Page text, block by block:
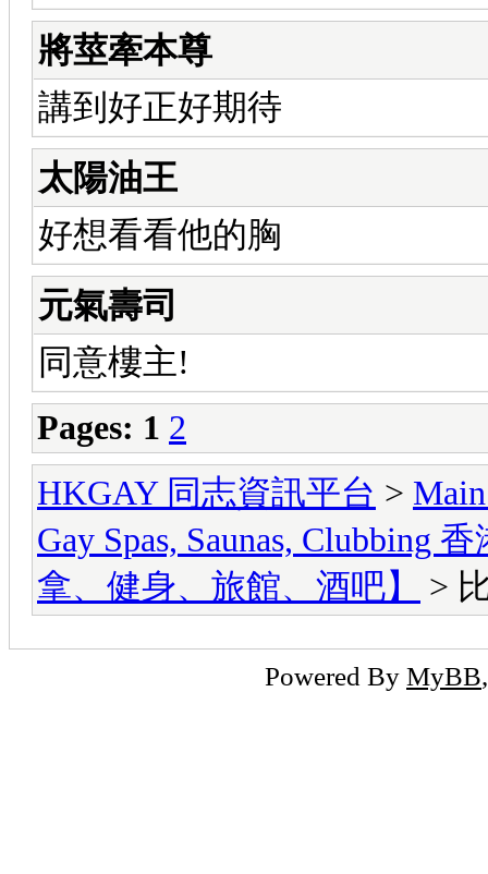
將莖牽本尊
講到好正好期待
太陽油王
好想看看他的胸
元氣壽司
同意樓主!
Pages: 1 2
HKGAY 同志資訊平台 >
Gay Spas, Saunas, Clubbing
拿、健身、旅館、酒吧】
>
Powered By MyBB